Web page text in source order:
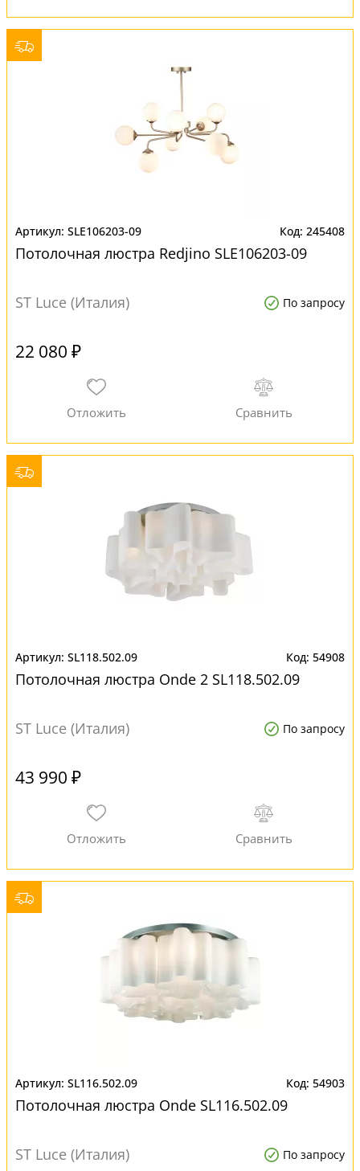
SLE106203-09 245408
Потолочная люстра Redjino SLE106203-09
ST Luce (Италия) По запросу
22 080 ₽
SL118.502.09 54908
Потолочная люстра Onde 2 SL118.502.09
ST Luce (Италия) По запросу
43 990 ₽
SL116.502.09 54903
Потолочная люстра Onde SL116.502.09
ST Luce (Италия) По запросу